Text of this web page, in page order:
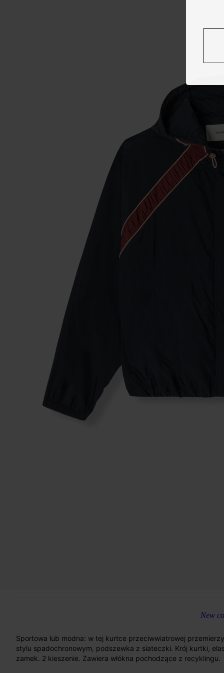
New
Sportowa lub modna: w tej kurtce przeciwwiatrowej
stylu spadochronowym, podszewka z siateczki. Krój kurtki,
zamek. 2 kieszenie. Zawiera włókna pochodzące z recyklingu.